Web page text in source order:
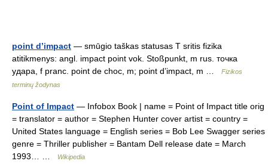
point d’impact — smūgio taškas statusas T sritis fizika
atitikmenys: angl. impact point vok. Stoßpunkt, m rus. точка
удара, f pranc. point de choc, m; point d’impact, m …
Fizikos
terminų žodynas
Point of Impact — Infobox Book | name = Point of Impact title orig
= translator = author = Stephen Hunter cover artist = country =
United States language = English series = Bob Lee Swagger series
genre = Thriller publisher = Bantam Dell release date = March
1993… …
Wikipedia